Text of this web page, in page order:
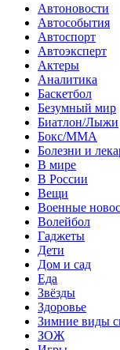
Автоновости
Автособытия
Автоспорт
Автоэксперт
Актеры
Аналитика
Баскетбол
Безумный мир
Биатлон/Лыжи
Бокс/MMA
Болезни и
В мире
В России
Вещи
Военные
Волейбол
Гаджеты
Дети
Дом и сад
Еда
Звёзды
Здоровье
Зимние виды
ЗОЖ